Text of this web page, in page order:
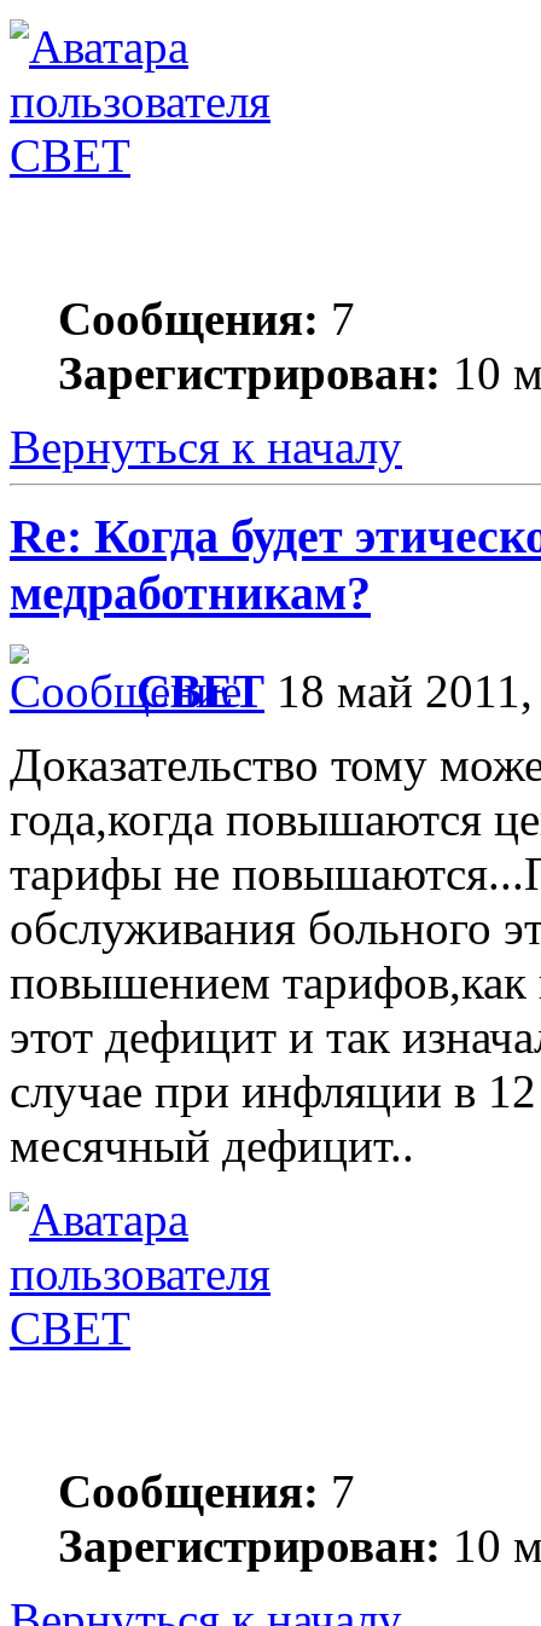
СВЕТ
Сообщения: 7
Зарегистрирован: 10
Вернуться к началу
Re: Когда будет
медработникам?
СВЕТ 18 май
Доказательство тому
года,когда повышаются
тарифы не
обслуживания больного
повышением тарифов,как
этот дефицит и так
случае при инфляции в
месячный дефицит..
СВЕТ
Сообщения: 7
Зарегистрирован: 10